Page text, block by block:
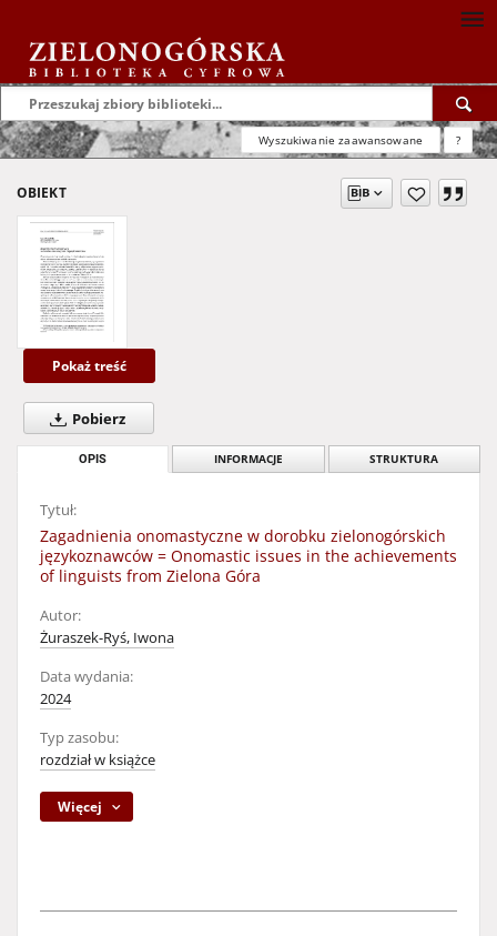
Wyszukiwanie zaawansowane ?
OBIEKT
Pokaż treść
Pobierz
OPIS INFORMACJE STRUKTURA
Tytuł:
Zagadnienia onomastyczne w dorobku zielonogórskich
językoznawców = Onomastic issues in the achievements
of linguists from Zielona Góra
Autor:
Żuraszek-Ryś, Iwona
Data wydania:
2024
Typ zasobu:
rozdział w książce
Więcej